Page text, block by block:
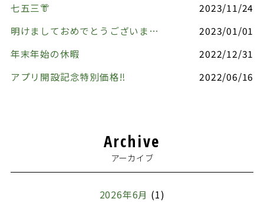
七五三👘
2023/11/24
明けましておめでとうございます🎍
2023/01/01
年末年始の休暇
2022/12/31
アプリ開設記念特別価格‼️
2022/06/16
Archive
アーカイブ
2026年6月 (1)